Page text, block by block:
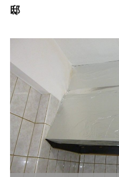
邸